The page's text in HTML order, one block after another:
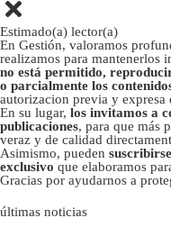
Estimado(a) lector(a)
En Gestión, valoramos
realizamos para mantenerlos
no está permitido,
o parcialmente los
autorizacion previa y expresa
En su lugar, los invitamos a
publicaciones, para que más
veraz y de calidad
Asimismo, pueden
exclusivo que elaboramos
Gracias por ayudarnos a
últimas noticias